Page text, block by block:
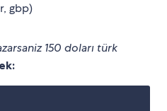
gbp)
150 doları türk